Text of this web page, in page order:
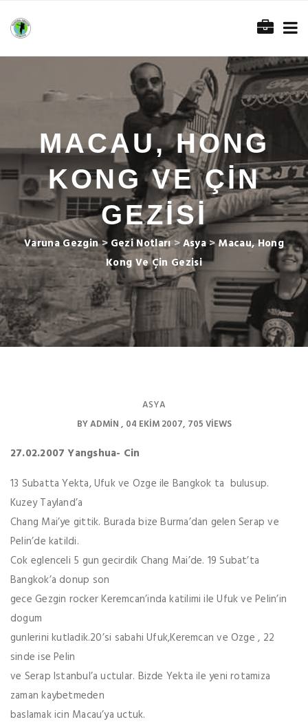
MACAU, HONG
KONG VE ÇIN
GEZISI
Varuna Gezgin> Gezi Notları>Asya>Macau, Hong
Kong Ve Çin Gezisi
ASYA
BYADMIN 04 EKIM 2007 705 VIEWS
27.02.2007 Yangshua- Cin
13 Subatta Yekta, Ufuk ve Ozge ile Bangkok ta bulusup.
Kuzey Tayland’a
Chang Mai’ye gittik. Burada bize Burma’dan gelen Serap ve
Pelin’de katildi.
Cok eglenceli 5 gun gecirdik Chang Mai’de. 19 Subat’ta
Bangkok’a donup son
gece Gezgin rocker Keremcan’inda katilimi ile Ufuk ve Pelin’in
dogum
gunlerini kutladik.20’si sabahi Ufuk,Keremcan ve Ozge , 22
sinde ise Pelin
ve Serap Istanbul’a uctular. Bizde Yekta ile yeni rotamiza
zaman kaybetmeden
baslamak icin Macau’ya uctuk.